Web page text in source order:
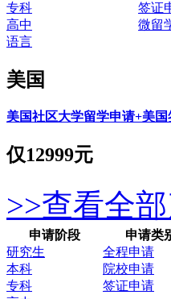
专科
签证
高中
微留
语言
美国
美国社区大学留学申请+美
仅12999元
>>查看全
申请阶段
申请类
研究生
全程申请
本科
院校申请
专科
签证申请